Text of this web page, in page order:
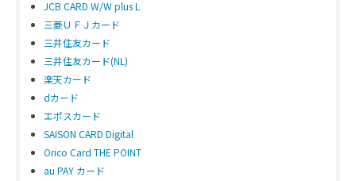
JCB CARD W/W plus L
三菱ＵＦＪカード
三井住友カード
三井住友カード(NL)
楽天カード
dカード
エポスカード
SAISON CARD Digital
Orico Card THE POINT
au PAY カード